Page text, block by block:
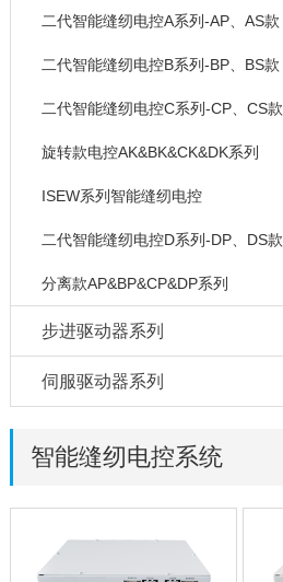
二代智能缝纫电控A系列-AP、AS款
二代智能缝纫电控B系列-BP、BS款
二代智能缝纫电控C系列-CP、CS款
旋转款电控AK&BK&CK&DK系列
ISEW系列智能缝纫电控
二代智能缝纫电控D系列-DP、DS款
分离款AP&BP&CP&DP系列
步进驱动器系列
伺服驱动器系列
智能缝纫电控系统